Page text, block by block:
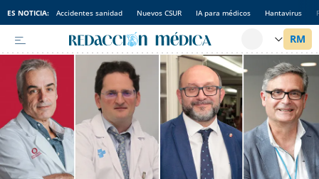
ES NOTICIA: Accidentes sanidad Nuevos CSUR IA para médicos Hantavirus